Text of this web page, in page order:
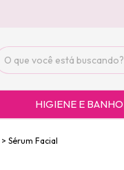
HIGIENE E BANHO
> Sérum Facial